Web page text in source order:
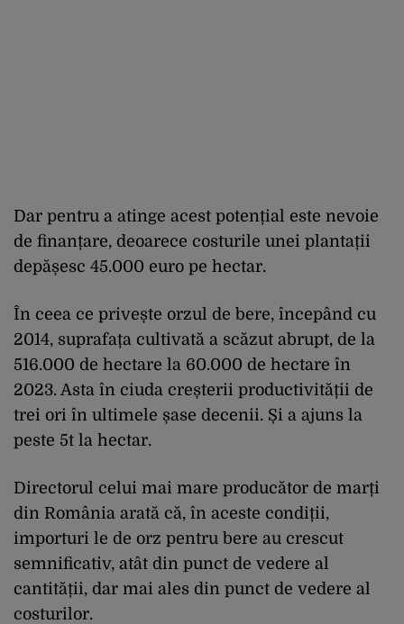
Dar pentru a atinge acest potențial este nevoie
de finanțare, deoarece costurile unei plantații
depășesc 45.000 euro pe hectar.
În ceea ce privește orzul de bere, începând cu
2014, suprafața cultivată a scăzut abrupt, de la
516.000 de hectare la 60.000 de hectare în
2023. Asta în ciuda creșterii productivității de
trei ori în ultimele șase decenii. Și a ajuns la
peste 5t la hectar.
Directorul celui mai mare producător de marți
din România arată că, în aceste condiții,
importuri le de orz pentru bere au crescut
semnificativ, atât din punct de vedere al
cantității, dar mai ales din punct de vedere al
costurilor.